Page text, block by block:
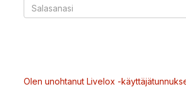
Olen unohtanut Livelox -